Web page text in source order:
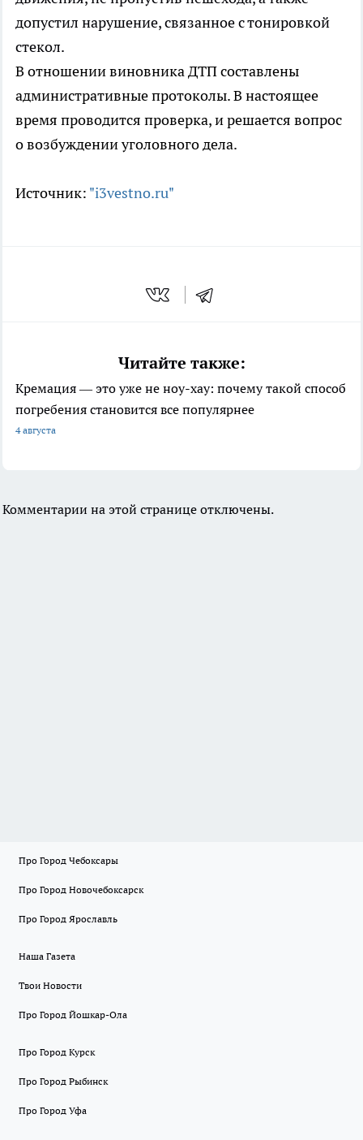
допустил нарушение, связанное с тонировкой
стекол.
В отношении виновника ДТП составлены
административные протоколы. В настоящее
время проводится проверка, и решается вопрос
о возбуждении уголовного дела.
Источник: "i3vestno.ru"
Читайте также:
Кремация — это уже не ноу-хау: почему такой способ
погребения становится все популярнее
4 августа
Комментарии на этой странице отключены.
Про Город Чебоксары
Про Город Новочебоксарск
Про Город Ярославль
Наша Газета
Твои Новости
Про Город Йошкар-Ола
Про Город Курск
Про Город Рыбинск
Про Город Уфа